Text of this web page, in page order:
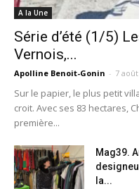
A la Une
Série d’été (1/5)
Vernois,...
Apolline Benoit-Gonin - 7
Sur le papier, le plus petit
croit. Avec ses 83 hectares,
première...
Mag39.
la...